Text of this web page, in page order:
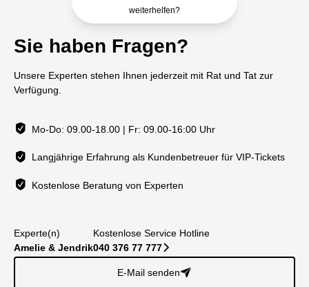
weiterhelfen?
Sie haben Fragen?
Unsere Experten stehen Ihnen jederzeit mit Rat und Tat zur
Verfügung.
Mo-Do: 09.00-18.00 | Fr: 09.00-16:00 Uhr
Langjährige Erfahrung als Kundenbetreuer für VIP-Tickets
Kostenlose Beratung von Experten
Experte(n)
Amelie & Jendrik
Kostenlose Service Hotline
040 376 77 777􀆊
E-Mail senden􀈠